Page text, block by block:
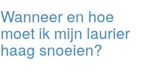
Wanneer en hoe
moet ik mijn laurier
haag snoeien?